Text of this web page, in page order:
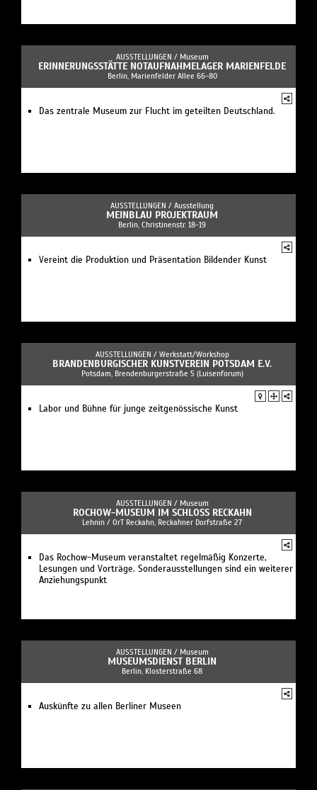
AUSSTELLUNGEN / Museum
ERINNERUNGSSTÄTTE NOTAUFNAHMELAGER MARIENFELDE
Berlin, Marienfelder Allee 66-80
Das zentrale Museum zur Flucht im geteilten Deutschland.
AUSSTELLUNGEN / Ausstellung
MEINBLAU PROJEKTRAUM
Berlin, Christinenstr. 18-19
Vereint die Produktion und Präsentation Bildender Kunst
AUSSTELLUNGEN / Werkstatt/Workshop
BRANDENBURGISCHER KUNSTVEREIN POTSDAM E.V.
Potsdam, Brendenburgerstraße 5 (Luisenforum)
Labor und Bühne für junge zeitgenössische Kunst
AUSSTELLUNGEN / Museum
ROCHOW-MUSEUM IM SCHLOSS RECKAHN
Lehnin / OrT Reckahn, Reckahner Dorfstraße 27
Das Rochow-Museum veranstaltet regelmäßig Konzerte,
Lesungen und Vorträge. Sonderausstellungen sind ein weiterer
Anziehungspunkt
AUSSTELLUNGEN / Museum
MUSEUMSDIENST BERLIN
Berlin, Klosterstraße 68
Auskünfte zu allen Berliner Museen